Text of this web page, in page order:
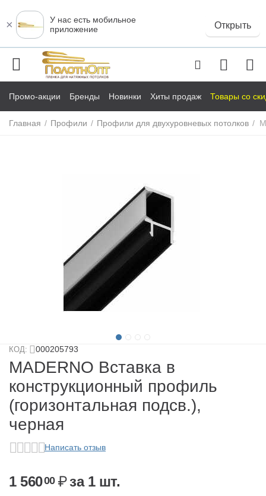
×
У нас есть мобильное
приложение
Открыть
Промо-акции Бренды Новинки Хиты продаж Товары со
Главная / Профили / Профили для двухуровневых потолков /
КОД: 000205793
MADERNO Вставка в
конструкционный профиль
(горизонтальная подсв.),
черная
Написать отзыв
1 56000 ₽за 1 шт.